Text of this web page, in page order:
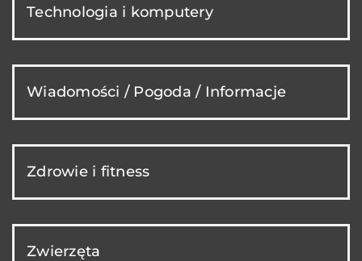
Technologia i komputery
Wiadomości / Pogoda / Informacje
Zdrowie i fitness
Zwierzęta